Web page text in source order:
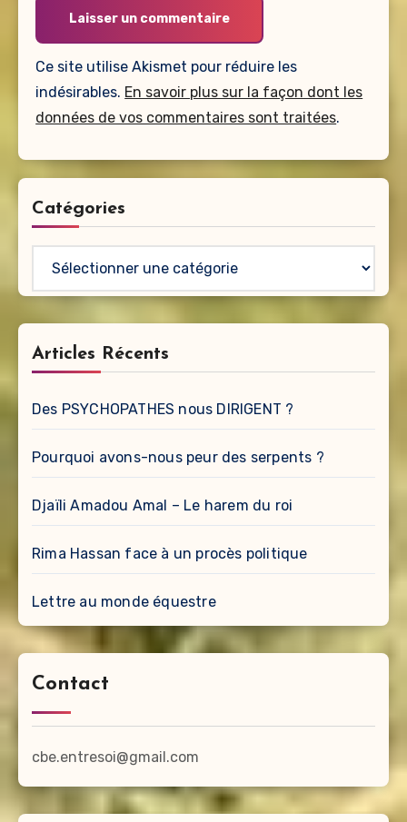
Ce site utilise Akismet pour réduire les
indésirables. En savoir plus sur la façon dont les
données de vos commentaires sont traitées.
Catégories
Articles Récents
Des PSYCHOPATHES nous DIRIGENT ?
Pourquoi avons-nous peur des serpents ?
Djaïli Amadou Amal – Le harem du roi
Rima Hassan face à un procès politique
Lettre au monde équestre
Contact
cbe.entresoi@gmail.com